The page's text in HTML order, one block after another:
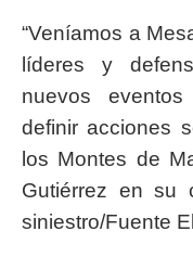
“Veníamos a
líderes y
nuevos
definir acciones
los Montes de
Gutiérrez en su
siniestro/Fuente